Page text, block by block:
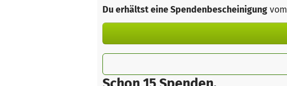
Du erhältst eine Spendenbescheinigung vom